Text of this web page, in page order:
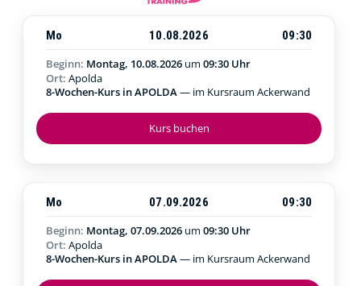
Kurs buchen
Mo 10.08.2026
09:30
Beginn: Montag, 10.08.2026 um 09:30 Uhr
Ort: Apolda
8-Wochen-Kurs in APOLDA— im Kursraum Ackerwand
Mo 07.09.2026
09:30
Beginn: Montag, 07.09.2026 um 09:30 Uhr
Ort: Apolda
8-Wochen-Kurs in APOLDA— im Kursraum Ackerwand